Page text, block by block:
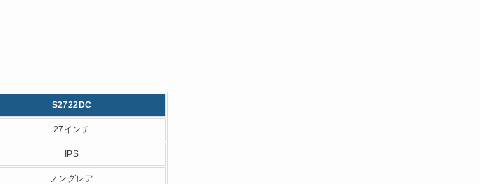
S2722DC
27インチ
IPS
ノングレア